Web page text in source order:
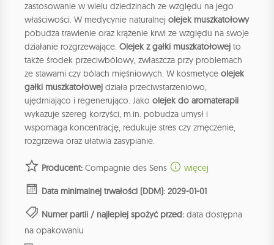
zastosowanie w wielu dziedzinach ze względu na jego
właściwości. W medycynie naturalnej olejek muszkatołowy
pobudza trawienie oraz krążenie krwi ze względu na swoje
działanie rozgrzewające. Olejek z gałki muszkatołowej to
także środek przeciwbólowy, zwłaszcza przy problemach
ze stawami czy bólach mięśniowych. W kosmetyce olejek
gałki muszkatołowej działa przeciwstarzeniowo,
ujędrniająco i regenerująco. Jako olejek do aromaterapii
wykazuje szereg korzyści, m.in. pobudza umysł i
wspomaga koncentrację, redukuje stres czy zmęczenie,
rozgrzewa oraz ułatwia zasypianie.
Producent: Compagnie des Sens więcej
Data minimalnej trwałości (DDM): 2029-01-01
Numer partii / najlepiej spożyć przed: data dostępna
na opakowaniu